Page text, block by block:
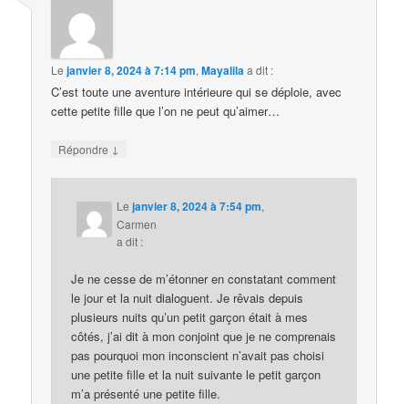
Lejanvier 8, 2024 à 7:14 pm,Mayalilaa dit :
C’est toute une aventure intérieure qui se déploie, avec
cette petite fille que l’on ne peut qu’aimer…
Répondre ↓
Lejanvier 8, 2024 à 7:54 pm,
Carmen
a dit :
Je ne cesse de m’étonner en constatant comment
le jour et la nuit dialoguent. Je rêvais depuis
plusieurs nuits qu’un petit garçon était à mes
côtés, j’ai dit à mon conjoint que je ne comprenais
pas pourquoi mon inconscient n’avait pas choisi
une petite fille et la nuit suivante le petit garçon
m’a présenté une petite fille.